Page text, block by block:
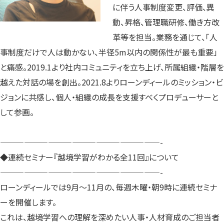
に伴う人事制度変更、評価、異
動、昇格、管理職研修、働き方改
革等を担当。業務を通じて、「人
事制度だけで人は動かない、半径5m以内の関係性が最も重要」
と痛感。2019.1より社内コミュニティを立ち上げ、所属組織・階層を
越えた対話の場を創出。2021.8よりローンディールのミッション・ビ
ジョンに共感し、個人・組織の成長を支援すべくプロデューサーと
して参画。
————————————————————-
◆連続セミナー『越境学習がわかる全11回』について
————————————————————-
ローンディールでは9月〜11月の、毎週木曜・朝9時に連続セミナ
ーを開催します。
これは、越境学習への理解を深めたい人事・人材育成のご担当者